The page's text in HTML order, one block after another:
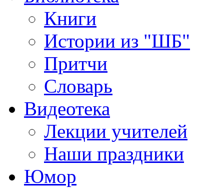
Книги
Истории из "ШБ"
Притчи
Словарь
Видеотека
Лекции учителей
Наши праздники
Юмор